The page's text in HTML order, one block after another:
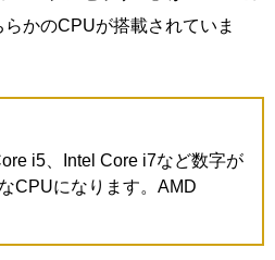
かのCPUが搭載されていま
i5、Intel Core i7など数字が
CPUになります。AMD